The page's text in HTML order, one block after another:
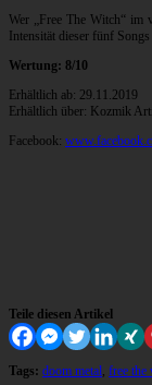
Wer „Free The Witch“ im
Intensität dieser fünf
Wertung: 8/10
Erhältlich ab: 29.11.2019
Erhältlich über: Kozmik
Facebook:
Teile diesen Artikel
Tags: doom metal, free the